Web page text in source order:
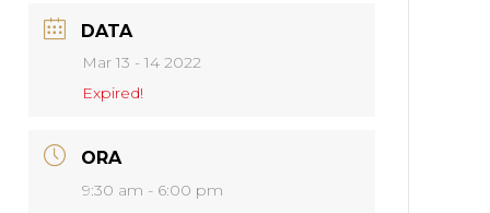
DATA
Mar 13 - 14 2022
Expired!
ORA
9:30 am - 6:00 pm